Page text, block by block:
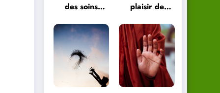
des soins
pour le corps
et l’esprit
plaisir de
petites choses
de la vie